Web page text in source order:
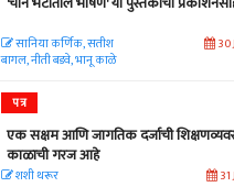
सानिया कर्णिक, सतीश
बागल, नीती बडवे, भानू काळे
30
पत्र
एक सक्षम आणि जागतिक दर्जाची
काळाची गरज आहे
शशी थरूर 31